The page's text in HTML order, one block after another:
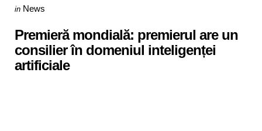
Categories
Posted
in News
Premieră mondială: premierul are un
consilier în domeniul inteligenței
artificiale